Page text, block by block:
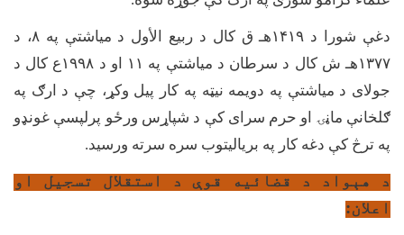
دغې شورا د ۱۴۱۹هـ ق کال د ربیع الأول د میاشتې په۸، د
۱۳۷۷هـ ش کال د سرطان د میاشتې په ۱۱ او د ۱۹۹۸ع کال د
جولای د میاشتې په دویمه نیټه په کار پيل وکړ، چې د ارګ په
ګلخانې ماڼۍ او حرم سرای کې د شپاړس ورځو پرلپسې غونډو
په ترڅ کې دغه کار په بریالیتوب سره سرته ورسید.
د هېواد د قضائيه قوې د استقلال تسجيل او
اعلان: